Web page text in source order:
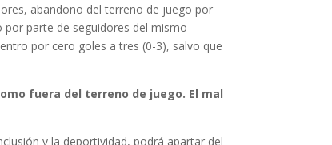
abandono del terreno de juego por
parte de seguidores del mismo
por cero goles a tres (0-3), salvo que
fuera del terreno de juego. El mal
y la deportividad, podrá apartar del